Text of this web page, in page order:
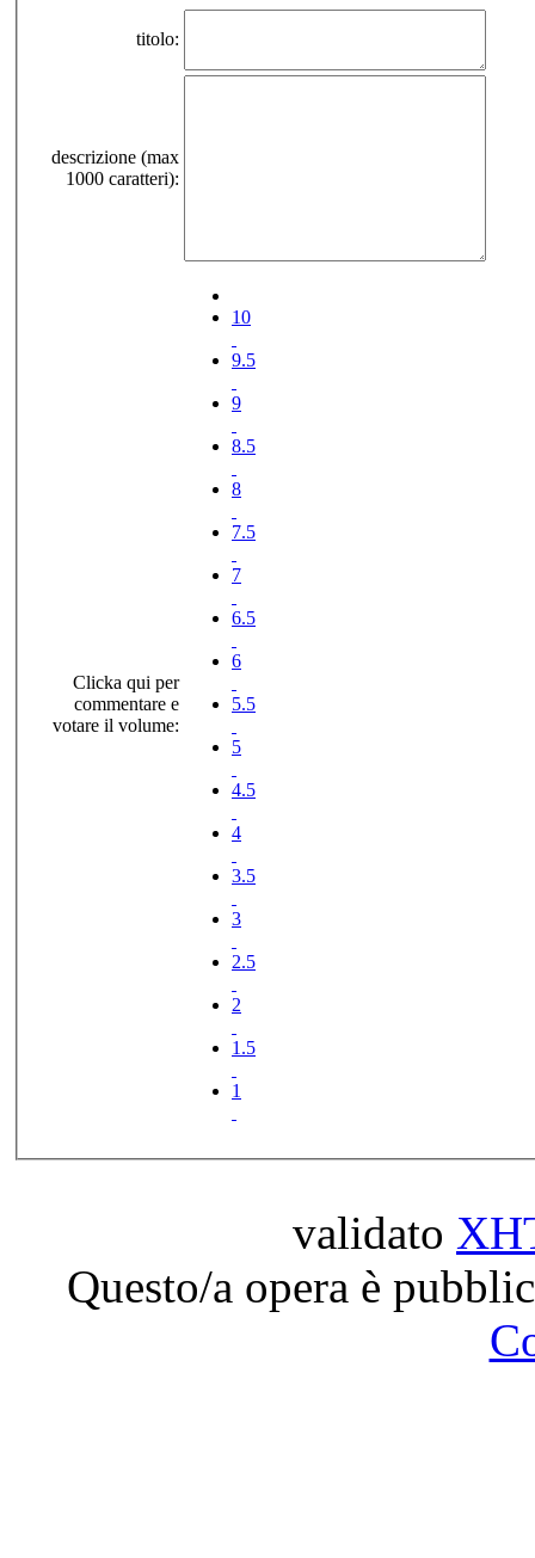
titolo:
descrizione (max
1000 caratteri):
Clicka qui per
commentare e
votare il volume:
10
9.5
9
8.5
8
7.5
7
6.5
6
5.5
5
4.5
4
3.5
3
2.5
2
1.5
1
validato
Questo/a opera è